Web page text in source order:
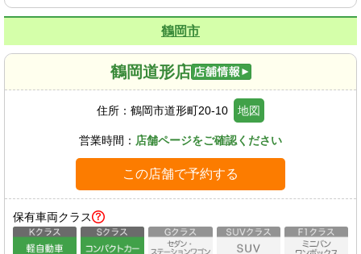
鶴岡市
鶴岡道形店
住所： 鶴岡市道形町20-10 地図
営業時間： 店舗ページをご確認ください
この店舗で予約する
保有車両クラス